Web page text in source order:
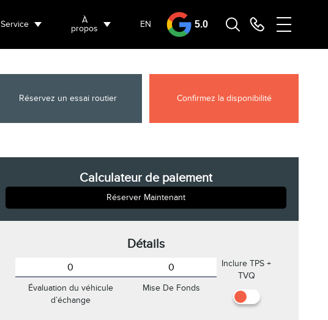
Service
À
propos
EN 5.0
Réservez un essai routier Confirmez la disponibilité
Calculateur de paiement
Réserver Maintenant
Détails
Évaluation du véhicule
d’échange
Mise De Fonds
Inclure TPS +
TVQ